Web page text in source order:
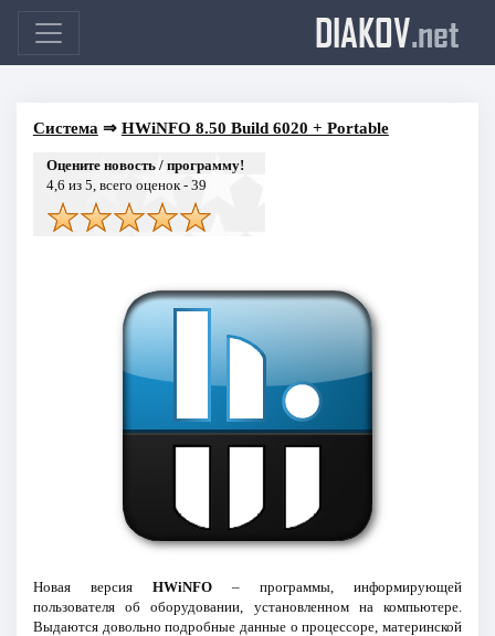
DIAKOV.net
Система ⇒ HWiNFO 8.50 Build 6020 + Portable
Оцените новость / программу!
4,6 из 5, всего оценок - 39
Новая версия HWiNFO– программы, информирующей
пользователя об оборудовании, установленном на компьютере.
Выдаются довольно подробные данные о процессоре, материнской